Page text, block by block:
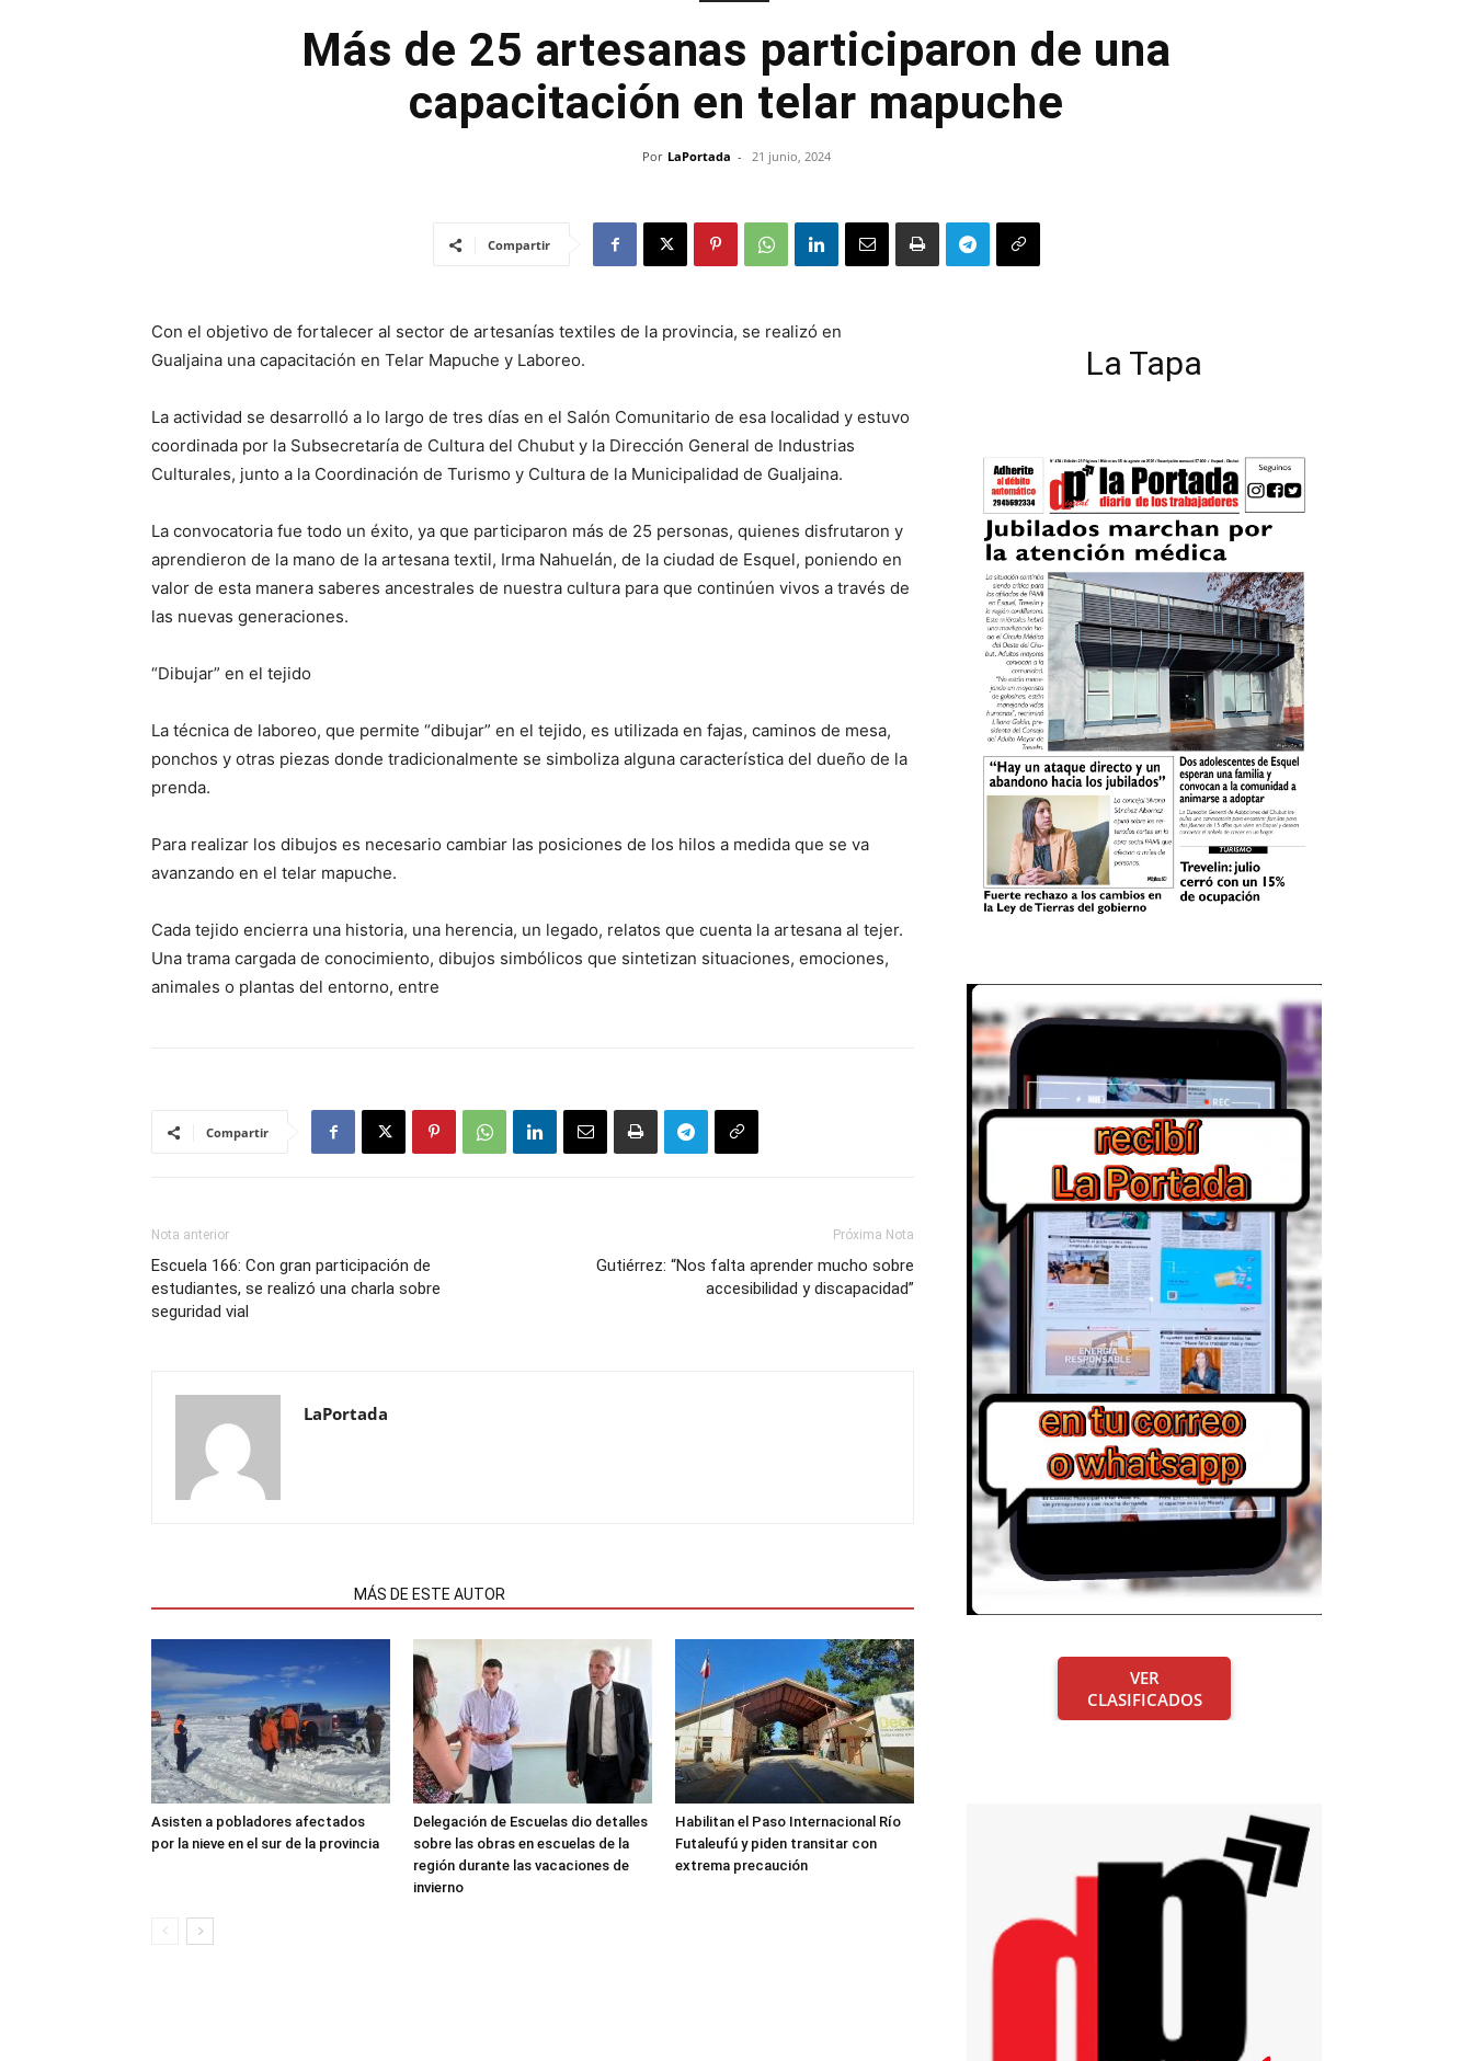
Más de 25 artesanas participaron de una
capacitación en telar mapuche
Por LaPortada - 21 junio, 2024
Compartir
Con el objetivo de fortalecer al sector de artesanías textiles de la provincia, se realizó en
Gualjaina una capacitación en Telar Mapuche y Laboreo.
La actividad se desarrolló a lo largo de tres días en el Salón Comunitario de esa localidad y estuvo
coordinada por la Subsecretaría de Cultura del Chubut y la Dirección General de Industrias
Culturales, junto a la Coordinación de Turismo y Cultura de la Municipalidad de Gualjaina.
La convocatoria fue todo un éxito, ya que participaron más de 25 personas, quienes disfrutaron y
aprendieron de la mano de la artesana textil, Irma Nahuelán, de la ciudad de Esquel, poniendo en
valor de esta manera saberes ancestrales de nuestra cultura para que continúen vivos a través de
las nuevas generaciones.
“Dibujar” en el tejido
La técnica de laboreo, que permite “dibujar” en el tejido, es utilizada en fajas, caminos de mesa,
ponchos y otras piezas donde tradicionalmente se simboliza alguna característica del dueño de la
prenda.
Para realizar los dibujos es necesario cambiar las posiciones de los hilos a medida que se va
avanzando en el telar mapuche.
Cada tejido encierra una historia, una herencia, un legado, relatos que cuenta la artesana al tejer.
Una trama cargada de conocimiento, dibujos simbólicos que sintetizan situaciones, emociones,
animales o plantas del entorno, entre
Compartir
Nota anterior
Escuela 166: Con gran participación de
estudiantes, se realizó una charla sobre
seguridad vial
Próxima Nota
Gutiérrez: “Nos falta aprender mucho sobre
accesibilidad y discapacidad”
LaPortada
MÁS DE ESTE AUTOR
Asisten a pobladores afectados
por la nieve en el sur de la provincia
Delegación de Escuelas dio detalles
sobre las obras en escuelas de la
región durante las vacaciones de
invierno
Habilitan el Paso Internacional Río
Futaleufú y piden transitar con
extrema precaución
La Tapa
VER
CLASIFICADOS